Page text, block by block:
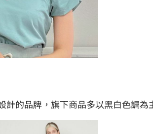
計的品牌，旗下商品多以黑白色調